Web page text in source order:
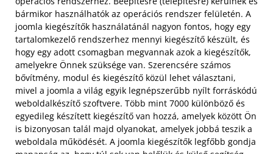
bármikor használhatók az operációs rendszer felületén. A
joomla kiegészítők használatánál nagyon fontos, hogy egy
tartalomkezelő rendszerhez mennyi kiegészítő készült, és
hogy egy adott csomagban megvannak azok a kiegészítők,
amelyekre Önnek szüksége van. Szerencsére számos
bővítmény, modul és kiegészítő közül lehet választani,
mivel a joomla a világ egyik legnépszerűbb nyílt forráskódú
weboldalkészítő szoftvere. Több mint 7000 különböző és
egyedileg készített kiegészítő van hozzá, amelyek között Ön
is bizonyosan talál majd olyanokat, amelyek jobbá teszik a
weboldala működését. A joomla kiegészítők legfőbb gondja